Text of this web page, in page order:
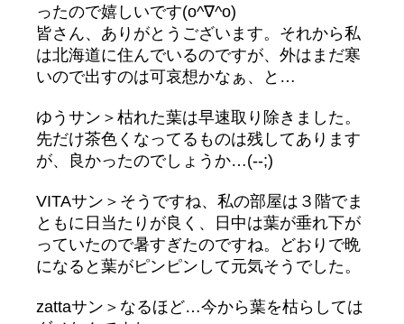
ったので嬉しいです(o^∇^o)
皆さん、ありがとうございます。それから私
は北海道に住んでいるのですが、外はまだ寒
いので出すのは可哀想かなぁ、と…
ゆうサン＞枯れた葉は早速取り除きました。
先だけ茶色くなってるものは残してあります
が、良かったのでしょうか…(--;)
VITAサン＞そうですね、私の部屋は３階でま
ともに日当たりが良く、日中は葉が垂れ下が
っていたので暑すぎたのですね。どおりで晩
になると葉がピンピンして元気そうでした。
zattaサン＞なるほど…今から葉を枯らしては